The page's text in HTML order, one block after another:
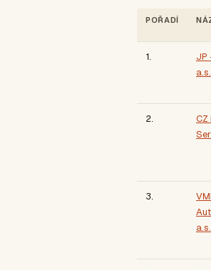
POŘADÍ
1.
JP
a.s.
2.
CZ
3.
a.s.